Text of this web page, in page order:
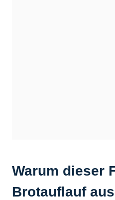
Warum dieser
Brotauflauf